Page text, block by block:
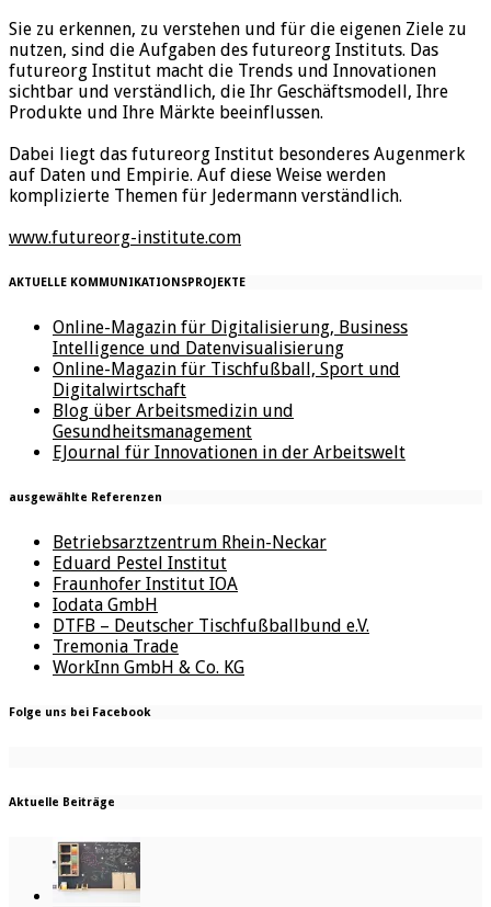
Sie zu erkennen, zu verstehen und für die eigenen Ziele zu
nutzen, sind die Aufgaben des futureorg Instituts. Das
futureorg Institut macht die Trends und Innovationen
sichtbar und verständlich, die Ihr Geschäftsmodell, Ihre
Produkte und Ihre Märkte beeinflussen.
Dabei liegt das futureorg Institut besonderes Augenmerk
auf Daten und Empirie. Auf diese Weise werden
komplizierte Themen für Jedermann verständlich.
www.futureorg-institute.com
AKTUELLE KOMMUNIKATIONSPROJEKTE
Online-Magazin für Digitalisierung, Business
Intelligence und Datenvisualisierung
Online-Magazin für Tischfußball, Sport und
Digitalwirtschaft
Blog über Arbeitsmedizin und
Gesundheitsmanagement
EJournal für Innovationen in der Arbeitswelt
ausgewählte Referenzen
Betriebsarztzentrum Rhein-Neckar
Eduard Pestel Institut
Fraunhofer Institut IOA
Iodata GmbH
DTFB – Deutscher Tischfußballbund e.V.
Tremonia Trade
WorkInn GmbH & Co. KG
Folge uns bei Facebook
Aktuelle Beiträge